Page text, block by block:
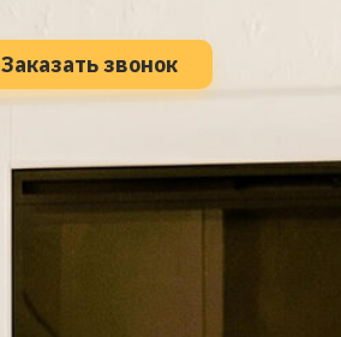
Заказать звонок